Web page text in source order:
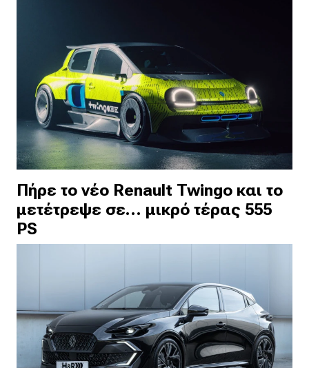
Πήρε το νέο Renault Twingo και το
μετέτρεψε σε… μικρό τέρας 555
PS